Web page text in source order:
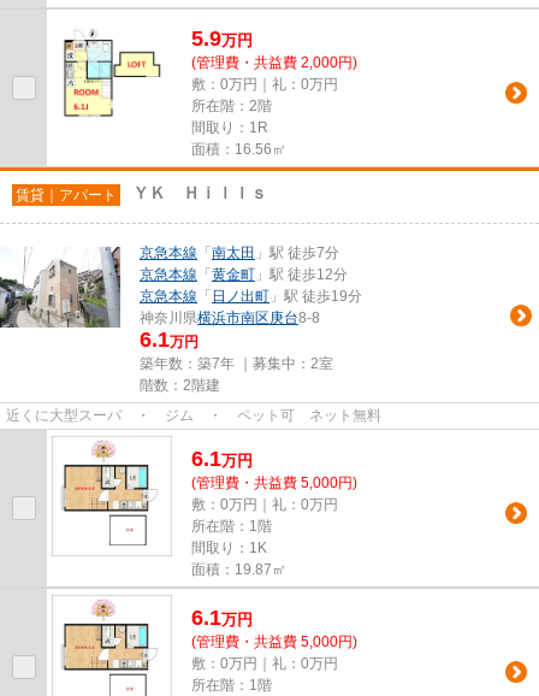
5.9万円
(管理費・共益費 2,000円)
敷：0万円｜礼：0万円
所在階：2階
間取り：1R
面積：16.56㎡
賃貸｜アパート ＹＫ Ｈｉｌｌｓ
京急本線 「 南太田 」駅 徒歩7分
京急本線 「 黄金町 」駅 徒歩12分
京急本線 「 日ノ出町 」駅 徒歩19分
神奈川県横浜市南区庚台8-8
6.1万円
築年数：築7年 ｜募集中： 2室
階数：2階建
近くに大型スーパ ・ ジム ・ ペット可 ネット無料
6.1万円
(管理費・共益費 5,000円)
敷：0万円｜礼：0万円
所在階：1階
間取り：1K
面積：19.87㎡
6.1万円
(管理費・共益費 5,000円)
敷：0万円｜礼：0万円
所在階：1階